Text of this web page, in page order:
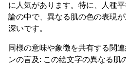
に人気があります。特に、人種
論の中で、異なる肌の色の表現
深いです。
同様の意味や象徴を共有する関
ンの言及: この絵文字の異なる肌